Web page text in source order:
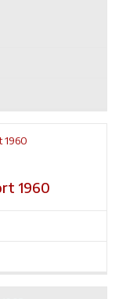
1960